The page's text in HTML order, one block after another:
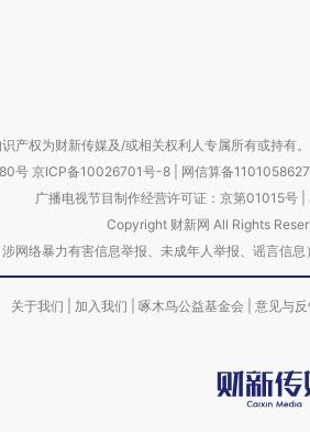
产权为财新传媒及/或相关权利人专属所有或持有
号 京ICP备10026701号-8 网信算备
广播电视节目制作经营许可证：京第01015号|
Copyright 财新网 All Rights
涉网络暴力有害信息举报、未成年人举报、谣言
关于我们 加入我们 啄木鸟公益基金会 意见与反